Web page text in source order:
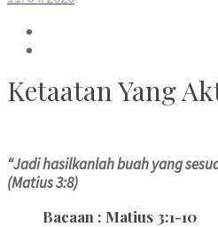
Ketaatan Yang
“Jadi hasilkanlah buah yang
(Matius 3:8)
Bacaan : Matius 3:1-10